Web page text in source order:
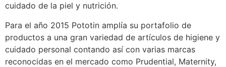
cuidado de la piel y nutrición.
Para el año 2015 Pototin amplía su portafolio de
productos a una gran variedad de artículos de higiene y
cuidado personal contando así con varias marcas
reconocidas en el mercado como Prudential, Maternity,